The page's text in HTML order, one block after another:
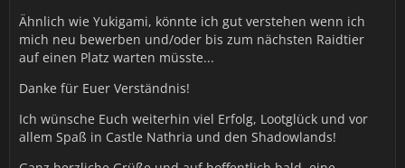
Ähnlich wie Yukigami, könnte ich gut verstehen wenn ich
mich neu bewerben und/oder bis zum nächsten Raidtier
auf einen Platz warten müsste...
Danke für Euer Verständnis!
Ich wünsche Euch weiterhin viel Erfolg, Lootglück und vor
allem Spaß in Castle Nathria und den Shadowlands!